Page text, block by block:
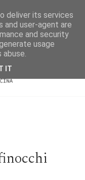
deliver its services
and user-agent are
and security
usage
IT